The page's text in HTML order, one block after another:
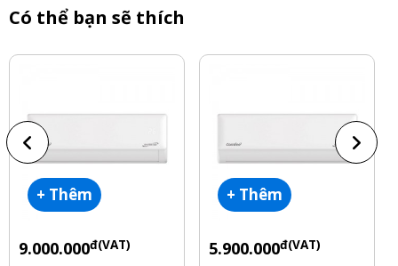
Có thể bạn sẽ thích
+ Thêm
9.000.000đ(VAT)
+ Thêm
5.900.000đ(VAT)